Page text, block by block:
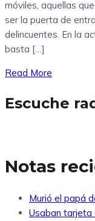
móviles, aquellas
ser la puerta de
delincuentes. En la
basta […]
Read More
Escuche
Notas
Murió el papá
Usaban tarjeta